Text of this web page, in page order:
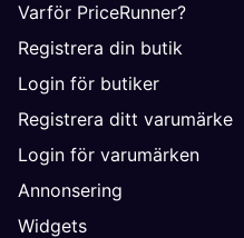
Varför PriceRunner?
Registrera din butik
Login för butiker
Registrera ditt varumärke
Login för varumärken
Annonsering
Widgets